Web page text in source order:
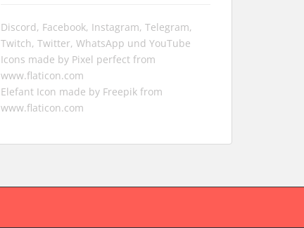
Discord, Facebook, Instagram, Telegram,
Twitch, Twitter, WhatsApp und YouTube
Icons made by Pixel perfect from
www.flaticon.com
Elefant Icon made by Freepik from
www.flaticon.com